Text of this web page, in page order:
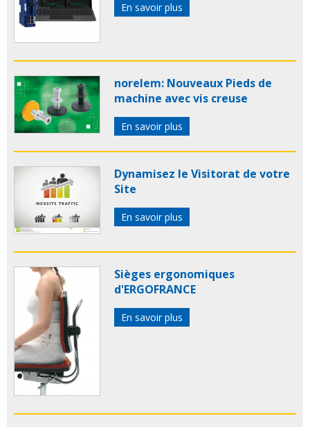
En savoir plus
norelem: Nouveaux Pieds de
machine avec vis creuse
En savoir plus
Dynamisez le Visitorat de votre
Site
En savoir plus
Sièges ergonomiques
d'ERGOFRANCE
En savoir plus